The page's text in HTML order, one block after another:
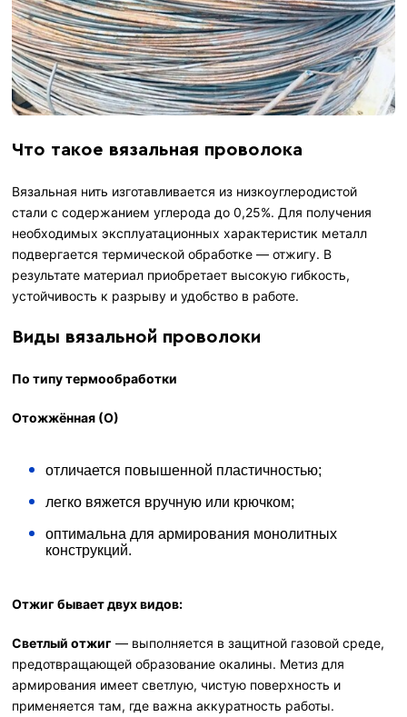
Что такое вязальная проволока
Вязальная нить изготавливается из низкоуглеродистой
стали с содержанием углерода до 0,25%. Для получения
необходимых эксплуатационных характеристик металл
подвергается термической обработке — отжигу. В
результате материал приобретает высокую гибкость,
устойчивость к разрыву и удобство в работе.
Виды вязальной проволоки
По типу термообработки
Отожжённая (О)
отличается повышенной пластичностью;
легко вяжется вручную или крючком;
оптимальна для армирования монолитных
конструкций.
Отжиг бывает двух видов:
Светлый отжиг — выполняется в защитной газовой среде,
предотвращающей образование окалины. Метиз для
армирования имеет светлую, чистую поверхность и
применяется там, где важна аккуратность работы.